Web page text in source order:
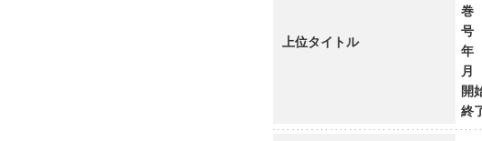
上位タイトル
巻
号
年
月
開
終